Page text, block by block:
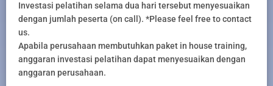
Investasi pelatihan selama dua hari tersebut menyesuaikan
dengan jumlah peserta (on call). *Please feel free to contact
us.
Apabila perusahaan membutuhkan paket in house training,
anggaran investasi pelatihan dapat menyesuaikan dengan
anggaran perusahaan.